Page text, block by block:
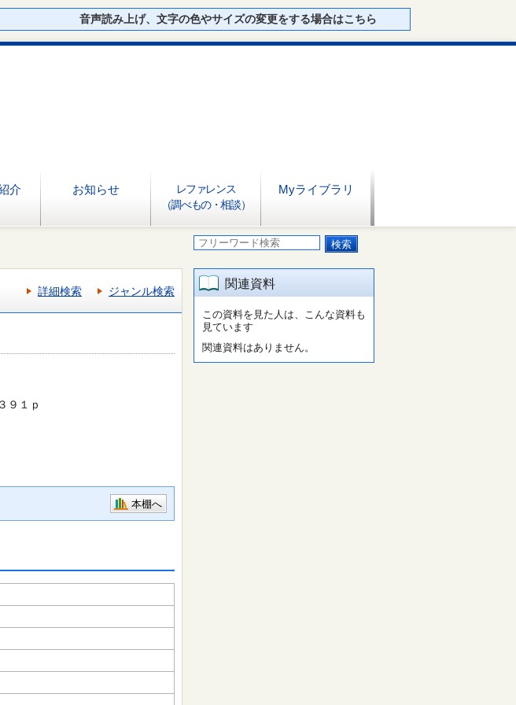
音声読み上げ、文字の色やサイズの変更をする場合はこちら
介 お知らせ
レファレンス
（調べもの・相談）
Myライブラリ
詳細検索 ジャンル検索
９１ｐ
本棚へ
関連資料
この資料を見た人は、こんな資料も
見ています
関連資料はありません。